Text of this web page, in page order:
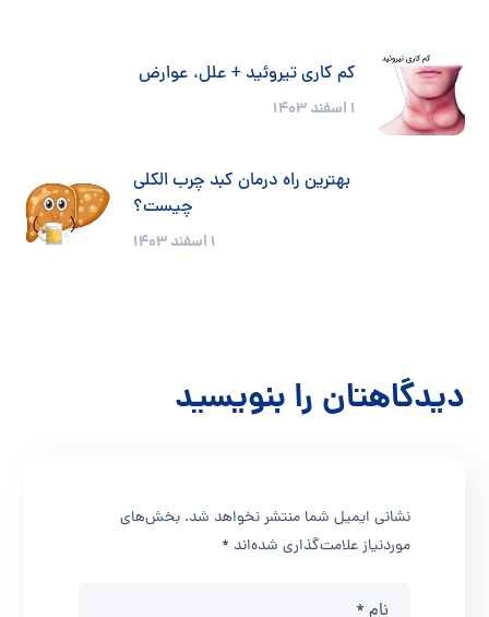
کم کاری تیروئید + علل، عوارض
۱ اسفند ۱۴۰۳
بهترین راه درمان کبد چرب الکلی
چیست؟
۱ اسفند ۱۴۰۳
دیدگاهتان را بنویسید
نشانی ایمیل شما منتشر نخواهد شد. بخش‌های
موردنیاز علامت‌گذاری شده‌اند*